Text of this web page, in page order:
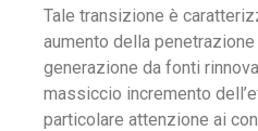
Tale transizione è
aumento della
generazione da fonti
massiccio incremento
particolare attenzione ai